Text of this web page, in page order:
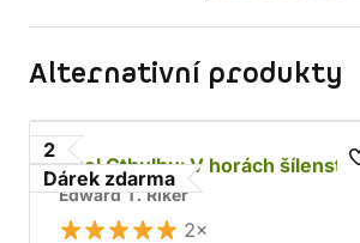
Alternativní produkty
2
Dárek zdarma
Zvol Cthulhu: V horách šílenství
Edward T. Riker
2×